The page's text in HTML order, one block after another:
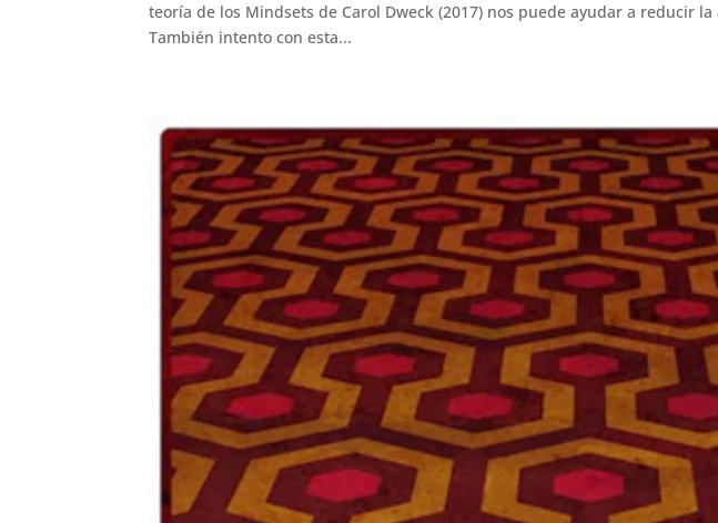
teoría de los Mindsets de Carol Dweck (2017) nos puede ayudar a reducir
También intento con esta...